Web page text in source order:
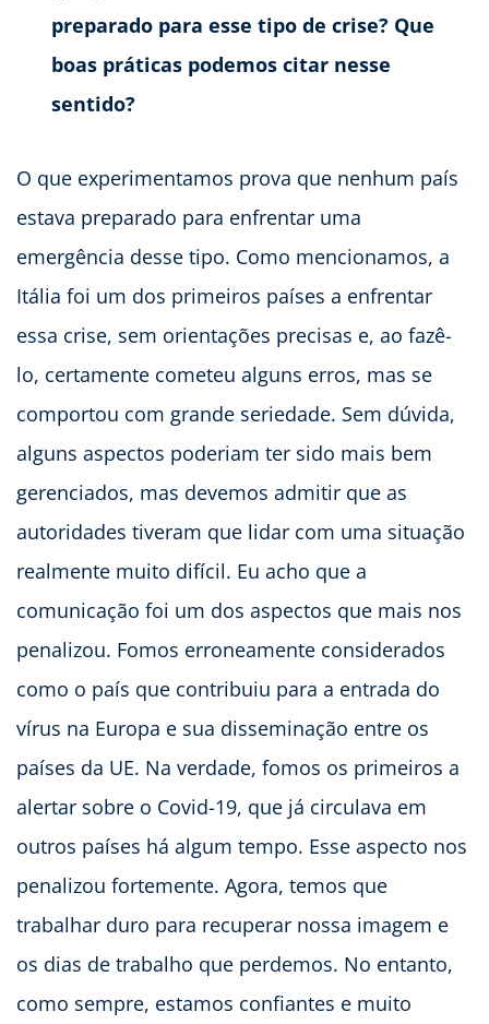
preparado para esse tipo de crise? Que
boas práticas podemos citar nesse
sentido?
O que experimentamos prova que nenhum país
estava preparado para enfrentar uma
emergência desse tipo. Como mencionamos, a
Itália foi um dos primeiros países a enfrentar
essa crise, sem orientações precisas e, ao fazê-
lo, certamente cometeu alguns erros, mas se
comportou com grande seriedade. Sem dúvida,
alguns aspectos poderiam ter sido mais bem
gerenciados, mas devemos admitir que as
autoridades tiveram que lidar com uma situação
realmente muito difícil. Eu acho que a
comunicação foi um dos aspectos que mais nos
penalizou. Fomos erroneamente considerados
como o país que contribuiu para a entrada do
vírus na Europa e sua disseminação entre os
países da UE. Na verdade, fomos os primeiros a
alertar sobre o Covid-19, que já circulava em
outros países há algum tempo. Esse aspecto nos
penalizou fortemente. Agora, temos que
trabalhar duro para recuperar nossa imagem e
os dias de trabalho que perdemos. No entanto,
como sempre, estamos confiantes e muito